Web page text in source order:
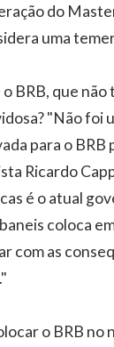
do
uma
BRB, que
"Não foi
para o
Ricardo
é o atual
coloca
com as
o BRB no